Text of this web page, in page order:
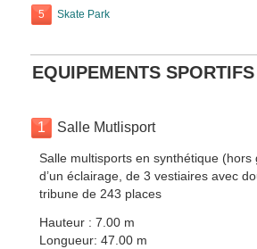
5 Skate Park
EQUIPEMENTS SPORTIFS
1 Salle Mutlisport
Salle multisports en synthétique (hors
d’un éclairage, de 3 vestiaires avec
tribune de 243 places
Hauteur : 7.00 m
Longueur: 47.00 m